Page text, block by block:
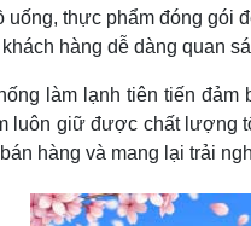
uống, thực phẩm đóng gói
hàng dễ dàng quan
làm lạnh tiên tiến đảm
luôn giữ được chất lượng
hàng và mang lại trải